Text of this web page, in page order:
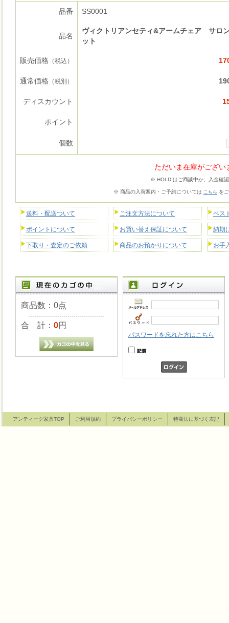
品番 SS0001
品名
ヴィクトリアンセティ&アームチェア サロ
ット
販売価格 （税込）
通常価格 （税別）
ディスカウント
ポイント
個数
ただいま在庫がござい
※ HOLD!はご商談中か、入金確
※ 商品の入荷案内・ご予約については こちら を
送料・配送ついて ご注文方法について ベス
ポイントについて お買い替え保証について 納期
下取り・査定のご依頼 商品のお預かりについて お手
商品数：0点
合 計： 0円
パスワードを忘れた方はこちら
アンティーク家具TOP ご利用規約 プライバシーポリシー 特商法に基づく表記